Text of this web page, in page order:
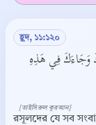
হূদ, ১১:১২০
وَجَاءَكَ فِي هَذِهِ
রসূলদের যে সব
[তাইসিরুল কুরআন]